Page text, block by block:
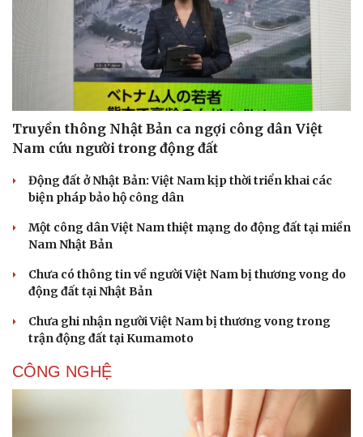
Truyền thông Nhật Bản ca ngợi công dân Việt
Nam cứu người trong động đất
Động đất ở Nhật Bản: Việt Nam kịp thời triển khai các
biện pháp bảo hộ công dân
Một công dân Việt Nam thiệt mạng do động đất tại miền
Nam Nhật Bản
Chưa có thông tin về người Việt Nam bị thương vong do
động đất tại Nhật Bản
Chưa ghi nhận người Việt Nam bị thương vong trong
trận động đất tại Kumamoto
CÔNG NGHỆ